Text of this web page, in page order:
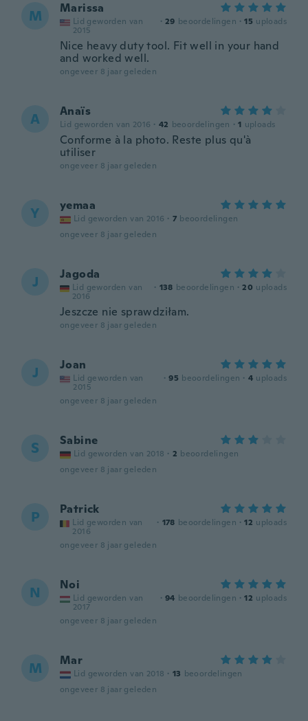
M Marissa
Lid geworden van
2015
· 29 beoordelingen · 15 uploads
Nice heavy duty tool. Fit well in your hand
and worked well.
ongeveer 8 jaar geleden
A Anaïs
Lid geworden van 2016 · 42 beoordelingen · 1 uploads
Conforme à la photo. Reste plus qu'à
utiliser
ongeveer 8 jaar geleden
Y yemaa
Lid geworden van 2016 · 7 beoordelingen
ongeveer 8 jaar geleden
J Jagoda
Lid geworden van
2016
· 138 beoordelingen · 20 uploads
Jeszcze nie sprawdziłam.
ongeveer 8 jaar geleden
J Joan
Lid geworden van
2015
· 95 beoordelingen · 4 uploads
ongeveer 8 jaar geleden
S Sabine
Lid geworden van 2018 · 2 beoordelingen
ongeveer 8 jaar geleden
P Patrick
Lid geworden van
2016
· 178 beoordelingen · 12 uploads
ongeveer 8 jaar geleden
N Noi
Lid geworden van
2017
· 94 beoordelingen · 12 uploads
ongeveer 8 jaar geleden
M Mar
Lid geworden van 2018 · 13 beoordelingen
ongeveer 8 jaar geleden